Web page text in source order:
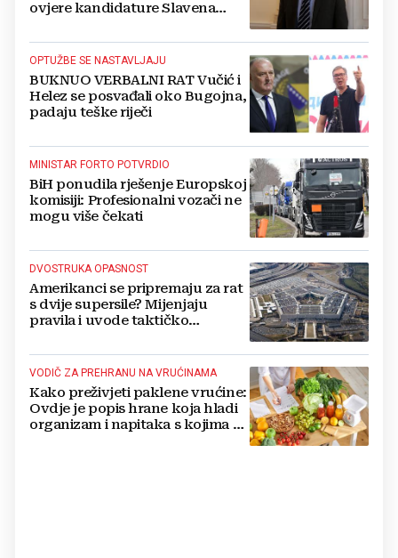
ovjere kandidature Slavena
OPTUŽBE SE NASTAVLJAJU
BUKNUO VERBALNI RAT Vučić i
Helez se posvađali oko Bugojna,
padaju teške riječi
MINISTAR FORTO POTVRDIO
BiH ponudila rješenje Europskoj
komisiji: Profesionalni vozači ne
mogu više čekati
DVOSTRUKA OPASNOST
Amerikanci se pripremaju za rat
s dvije supersile? Mijenjaju
pravila i uvode taktičko
VODIČ ZA PREHRANU NA VRUĆINAMA
Kako preživjeti paklene vrućine:
Ovdje je popis hrane koja hladi
organizam i napitaka s kojima si